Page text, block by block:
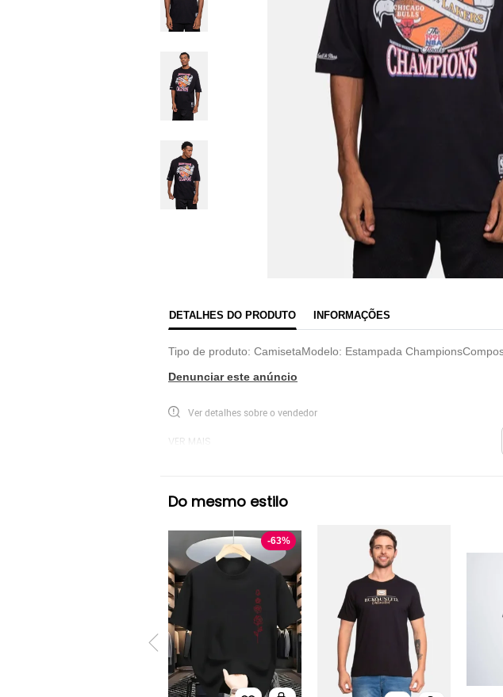
Urbane
Razão Social
URBANE
CNPJ
DETALHES DO PRODUTO INFORMAÇÕES
Tipo de produto: CamisetaModelo: Estampada
Denunciar este anúncio
Ver detalhes sobre o vendedor
VER MAIS
Do mesmo estilo
-63%